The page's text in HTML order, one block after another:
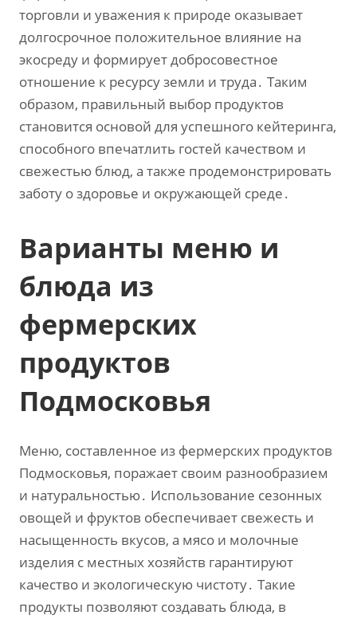
торговли и уважения к природе оказывает
долгосрочное положительное влияние на
экосреду и формирует добросовестное
отношение к ресурсу земли и труда․ Таким
образом‚ правильный выбор продуктов
становится основой для успешного кейтеринга‚
способного впечатлить гостей качеством и
свежестью блюд‚ а также продемонстрировать
заботу о здоровье и окружающей среде․
Варианты меню и
блюда из
фермерских
продуктов
Подмосковья
Меню‚ составленное из фермерских продуктов
Подмосковья‚ поражает своим разнообразием
и натуральностью․ Использование сезонных
овощей и фруктов обеспечивает свежесть и
насыщенность вкусов‚ а мясо и молочные
изделия с местных хозяйств гарантируют
качество и экологическую чистоту․ Такие
продукты позволяют создавать блюда‚ в